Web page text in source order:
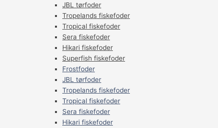
JBL tørfoder
Tropelands fiskefoder
Tropical fiskefoder
Sera fiskefoder
Hikari fiskefoder
Superfish fiskefoder
Frostfoder
JBL tørfoder
Tropelands fiskefoder
Tropical fiskefoder
Sera fiskefoder
Hikari fiskefoder